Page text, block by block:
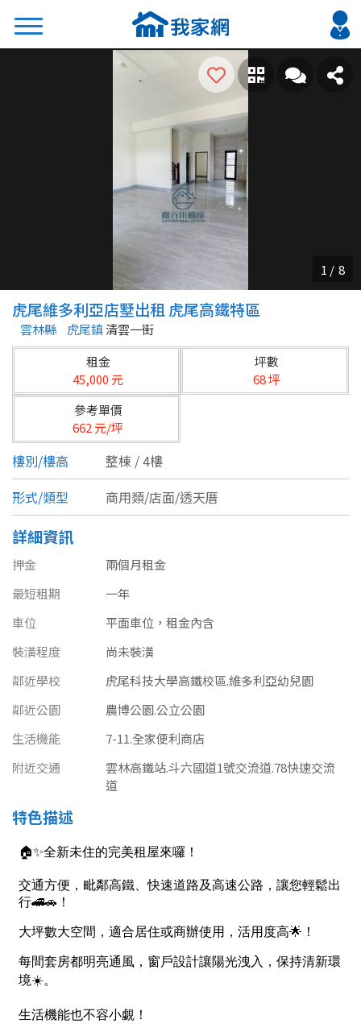
搜尋
熱門關鍵字
2026 台北降價好屋限量釋出
2026 新北降價好屋限量釋出
2026 台南降價好屋限量釋出
2026 高雄降價好屋限量釋出
縣市
不限
台北市
基隆市
新北市
宜蘭縣
桃園市
苗栗縣
台中市
彰化縣
雲林縣
澎湖縣
台東縣
區域
類型(可複選)
不拘
透天厝
辦公 店面
廠辦 倉庫
坪數
不拘
40~50 坪
80坪以上
~ 坪
樓層
虎尾維多利亞店墅出租 虎尾高鐵特區
雲林縣 虎尾鎮清雲一街
租金
45,000 元
坪數
68 坪
參考單價
662 元/坪
樓別/樓高
整棟 / 4樓
形式/類型
商用類/店面/透天厝
詳細資訊
押金
兩個月租金
最短租期
一年
車位
平面車位，租金內含
裝潢程度
尚未裝潢
鄰近學校
虎尾科技大學高鐵校區.維多利亞幼兒園
鄰近公園
農博公園.公立公園
生活機能
7-11.全家便利商店
附近交通
雲林高鐵站.斗六國道1號交流道.78快速交流
道
特色描述